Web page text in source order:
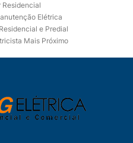
Residencial
Elétrica
e Predial
Mais Próximo
Eletricos